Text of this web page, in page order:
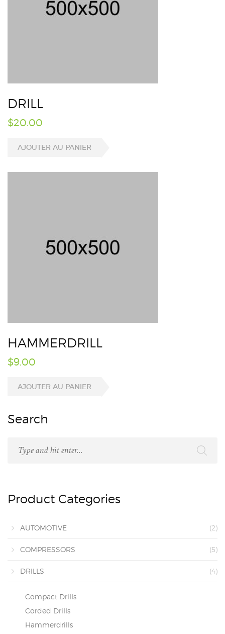
DRILL
$20.00
AJOUTER AU PANIER
HAMMERDRILL
$9.00
AJOUTER AU PANIER
Search
Product Categories
AUTOMOTIVE (2)
COMPRESSORS (5)
DRILLS (4)
Compact Drills
Corded Drills
Hammerdrills